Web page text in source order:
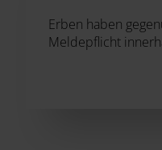
Erben haben
Meldepflicht